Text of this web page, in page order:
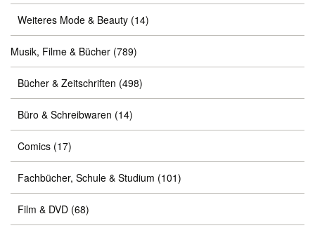
Weiteres Mode & Beauty (14)
Musik, Filme & Bücher (789)
Bücher & Zeitschriften (498)
Büro & Schreibwaren (14)
Comics (17)
Fachbücher, Schule & Studium (101)
Film & DVD (68)